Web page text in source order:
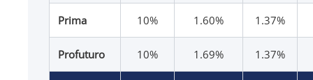
Prima 10% 1.60% 1.37%
Profuturo 10% 1.69% 1.37%